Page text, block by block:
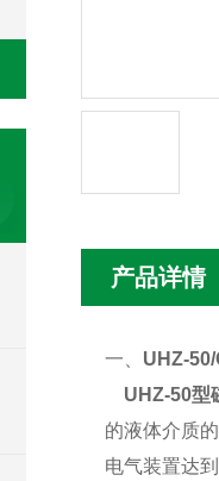
产品详情
一、 UHZ-
UHZ-50型
的液体介质
电气装置达